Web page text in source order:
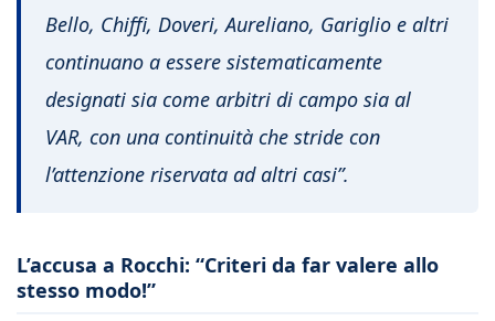
Bello, Chiffi, Doveri, Aureliano, Gariglio e altri
continuano a essere sistematicamente
designati sia come arbitri di campo sia al
VAR, con una continuità che stride con
l’attenzione riservata ad altri casi”.
L’accusa a Rocchi: “Criteri da far valere allo
stesso modo!”